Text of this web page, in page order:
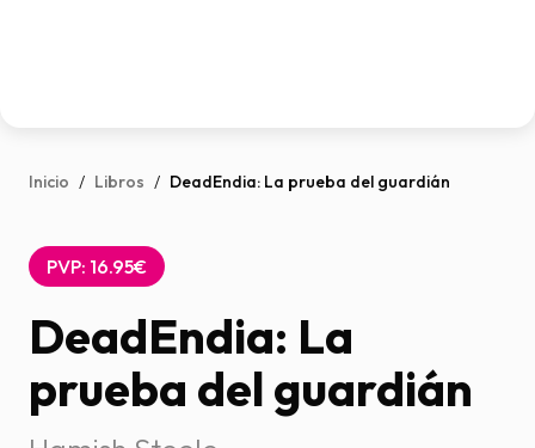
Inicio / Libros / DeadEndia: La prueba del guardián
PVP: 16.95€
DeadEndia: La
prueba del guardián